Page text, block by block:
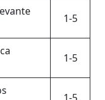
1-5
1-5